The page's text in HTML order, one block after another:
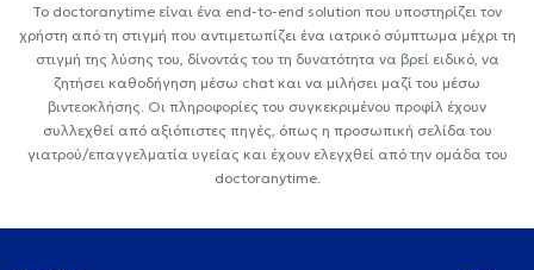
Το doctoranytime είναι ένα end-to-end solution που υποστηρίζει τον
χρήστη από τη στιγμή που αντιμετωπίζει ένα ιατρικό σύμπτωμα μέχρι τη
στιγμή της λύσης του, δίνοντάς του τη δυνατότητα να βρεί ειδικό, να
ζητήσει καθοδήγηση μέσω chat και να μιλήσει μαζί του μέσω
βιντεοκλήσης. Οι πληροφορίες του συγκεκριμένου προφίλ έχουν
συλλεχθεί από αξιόπιστες πηγές, όπως η προσωπική σελίδα του
γιατρού/επαγγελματία υγείας και έχουν ελεγχθεί από την ομάδα του
doctoranytime.